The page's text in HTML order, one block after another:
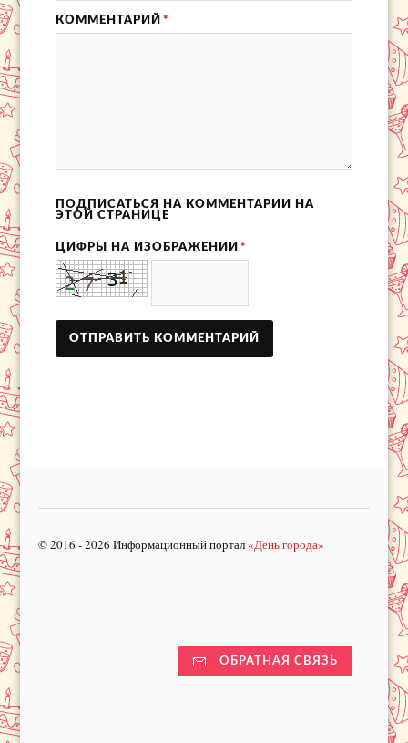
КОММЕНТАРИЙ *
ПОДПИСАТЬСЯ НА КОММЕНТАРИИ НА
ЭТОЙ СТРАНИЦЕ
ЦИФРЫ НА ИЗОБРАЖЕНИИ *
© 2016 - 2026 Информационный портал «День города»
ОБРАТНАЯ СВЯЗЬ